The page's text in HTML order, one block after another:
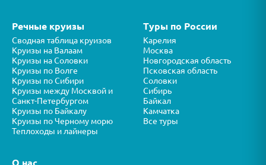
Речные круизы
Сводная таблица круизов
Круизы на Валаам
Круизы на Соловки
Круизы по Волге
Круизы по Сибири
Круизы между Москвой и
Санкт-Петербургом
Круизы по Байкалу
Круизы по Черному морю
Теплоходы и лайнеры
Туры по России
Карелия
Москва
Новгородская область
Псковская область
Соловки
Сибирь
Байкал
Камчатка
Все туры
О нас